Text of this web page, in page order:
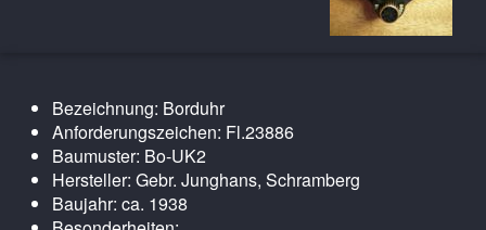
Bezeichnung: Borduhr
Anforderungszeichen: Fl.23886
Baumuster: Bo-UK2
Hersteller: Gebr. Junghans, Schramberg
Baujahr: ca. 1938